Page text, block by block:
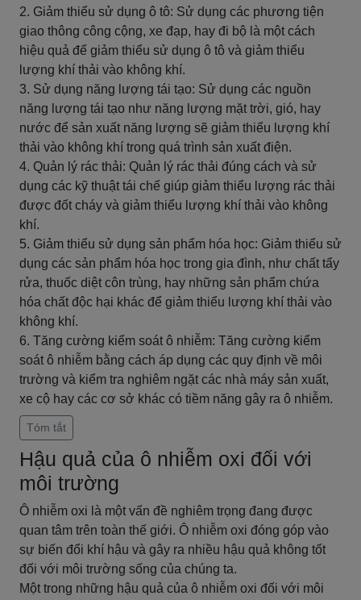
2. Giảm thiểu sử dụng ô tô: Sử dụng các phương tiện
giao thông công cộng, xe đạp, hay đi bộ là một cách
hiệu quả để giảm thiểu sử dụng ô tô và giảm thiểu
lượng khí thải vào không khí.
3. Sử dụng năng lượng tái tạo: Sử dụng các nguồn
năng lượng tái tạo như năng lượng mặt trời, gió, hay
nước để sản xuất năng lượng sẽ giảm thiểu lượng khí
thải vào không khí trong quá trình sản xuất điện.
4. Quản lý rác thải: Quản lý rác thải đúng cách và sử
dụng các kỹ thuật tái chế giúp giảm thiểu lượng rác thải
được đốt cháy và giảm thiểu lượng khí thải vào không
khí.
5. Giảm thiểu sử dụng sản phẩm hóa học: Giảm thiểu sử
dụng các sản phẩm hóa học trong gia đình, như chất tẩy
rửa, thuốc diệt côn trùng, hay những sản phẩm chứa
hóa chất độc hại khác để giảm thiểu lượng khí thải vào
không khí.
6. Tăng cường kiểm soát ô nhiễm: Tăng cường kiểm
soát ô nhiễm bằng cách áp dụng các quy định về môi
trường và kiểm tra nghiêm ngặt các nhà máy sản xuất,
xe cộ hay các cơ sở khác có tiềm năng gây ra ô nhiễm.
Tóm tắt
Hậu quả của ô nhiễm oxi đối với
môi trường
Ô nhiễm oxi là một vấn đề nghiêm trọng đang được
quan tâm trên toàn thế giới. Ô nhiễm oxi đóng góp vào
sự biến đổi khí hậu và gây ra nhiều hậu quả không tốt
đối với môi trường sống của chúng ta.
Một trong những hậu quả của ô nhiễm oxi đối với môi